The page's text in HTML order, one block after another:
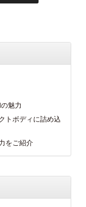
魅力
トボディに詰め込
をご紹介